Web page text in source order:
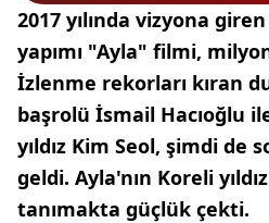
2017 yılında vizyona
yapımı "Ayla" filmi,
İzlenme rekorları kıran
başrolü İsmail Hacıoğlu
yıldız Kim Seol, şimdi de
geldi. Ayla'nın Koreli
tanımakta güçlük çekti.